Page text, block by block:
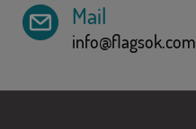
Mail
info@flagsok.com